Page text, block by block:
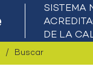
Buscar